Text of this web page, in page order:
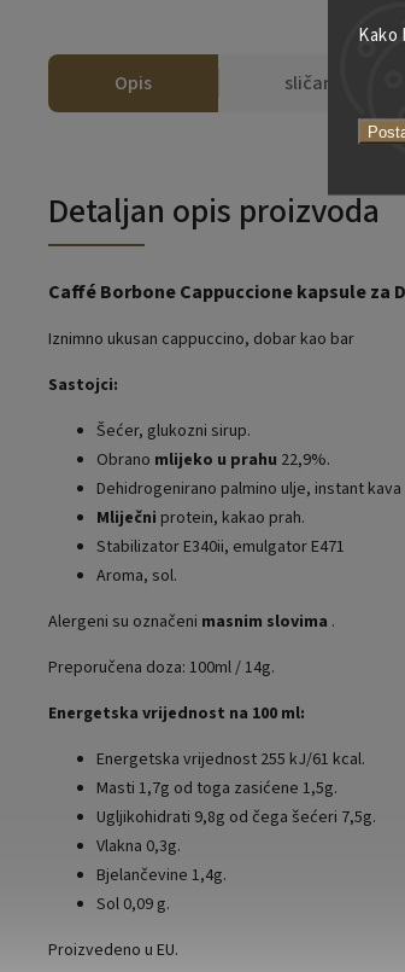
Opis sličan
Detaljan opis proizvoda
Caffé Borbone Cappuccione kapsule za
Iznimno ukusan cappuccino, dobar kao bar
Sastojci:
Šećer, glukozni sirup.
Obrano mlijeko u prahu 22,9%.
Dehidrogenirano palmino ulje, instant kava
Mliječni protein, kakao prah.
Stabilizator E340ii, emulgator E471
Aroma, sol.
Alergeni su označeni masnim slovima .
Preporučena doza: 100ml / 14g.
Energetska vrijednost na 100 ml:
Energetska vrijednost 255 kJ/61 kcal.
Masti 1,7g od toga zasićene 1,5g.
Ugljikohidrati 9,8g od čega šećeri 7,5g.
Vlakna 0,3g.
Bjelančevine 1,4g.
Sol 0,09 g.
Proizvedeno u EU.